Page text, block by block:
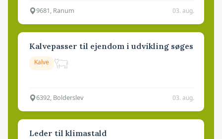
9681, Ranum 03. aug.
Kalvepasser til ejendom i udvikling søges
Kalve
6392, Bolderslev 03. aug.
Leder til klimastald